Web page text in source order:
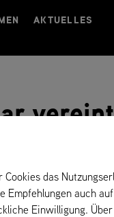
AKTUELLES
das
Empfehlungen auch auf
Einwilligung. Über